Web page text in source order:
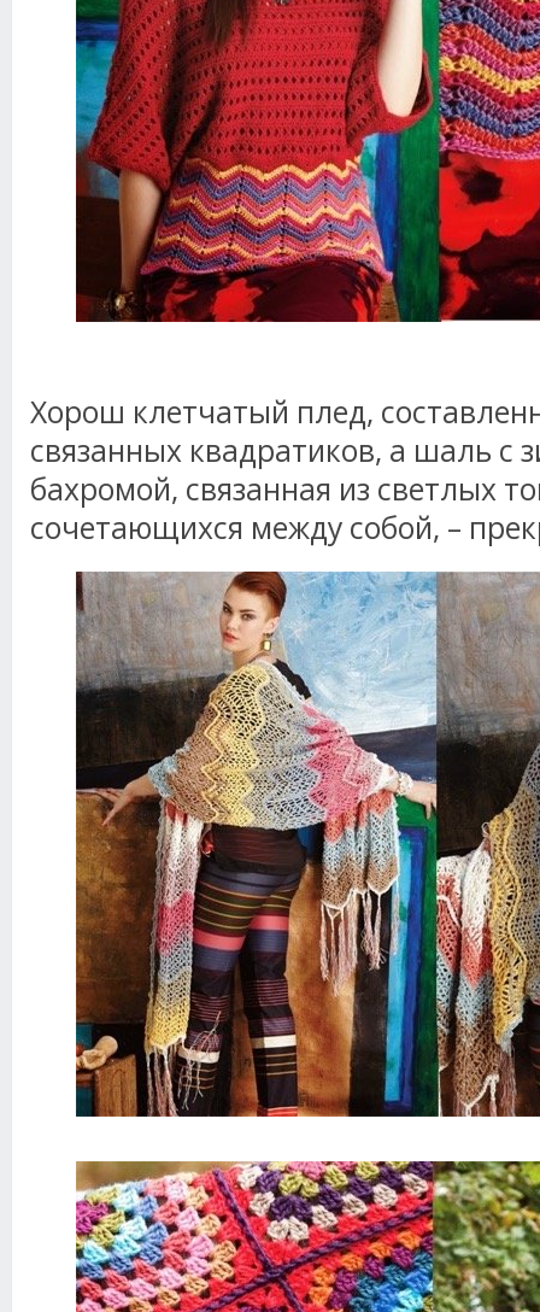
Хорош клетчатый плед,
связанных квадратиков, а шаль с
бахромой, связанная из светлых
сочетающихся между собой, –